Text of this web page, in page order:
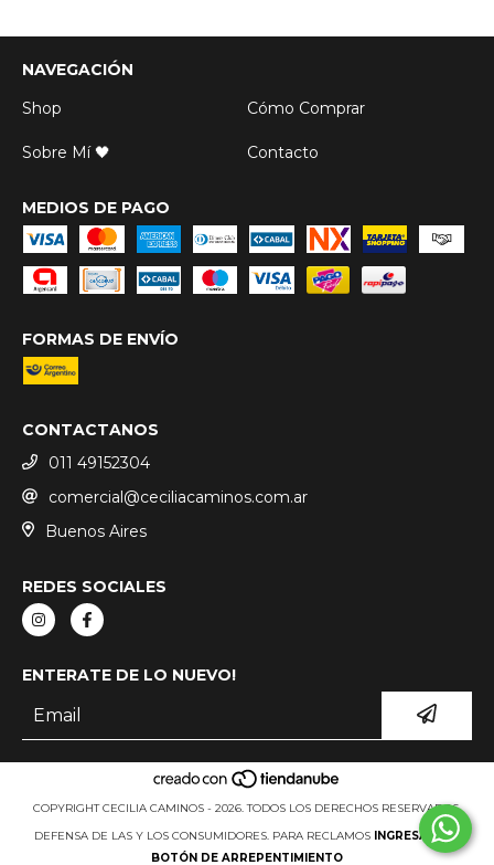
NAVEGACIÓN
Shop
Cómo Comprar
Sobre Mí 🖤 Contacto
MEDIOS DE PAGO
FORMAS DE ENVÍO
CONTACTANOS
011 49152304
comercial@ceciliacaminos.com.ar
Buenos Aires
REDES SOCIALES
ENTERATE DE LO NUEVO!
COPYRIGHT CECILIA CAMINOS - 2026. TODOS LOS DERECHOS RESERVADOS.
DEFENSA DE LAS Y LOS CONSUMIDORES. PARA RECLAMOS INGRESÁ ACÁ.
BOTÓN DE ARREPENTIMIENTO